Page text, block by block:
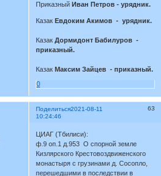
Приказный Иван Петров - урядник.
Казак Евдоким Акимов - урядник.
КазакДормидонт Бабилуров -
приказный.
Казак Максим Зайцев - приказный.
0
Поделиться 63
2021-08-11
10:24:46
ЦИАГ (Тбилиси):
ф.9 оп.1 д.953 О спорной земле
Кизлярского Крестовоздвиженского
монастыря с грузинами д. Сосопло,
перешедшими в последствии в